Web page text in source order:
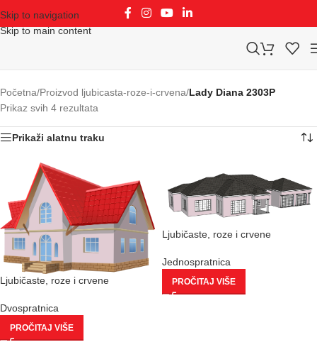
Skip to navigation
Skip to main content
Početna/Proizvod ljubicasta-roze-i-crvena/Lady Diana 2303P
Prikaz svih 4 rezultata
Prikaži alatnu traku
Ljubičaste, roze i crvene
Dvospratnica
PROČITAJ VIŠE
Ljubičaste, roze i crvene
Jednospratnica
PROČITAJ VIŠE